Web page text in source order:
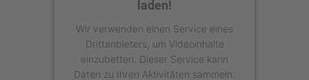
laden!
Wir verwenden einen Service eines
Drittanbieters, um Videoinhalte
einzubetten. Dieser Service kann
Daten zu Ihren Aktivitäten sammeln.